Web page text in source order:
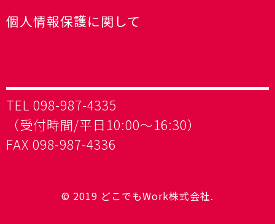
個人情報保護に関して
TEL 098-987-4335
（受付時間/平日10:00～16:30）
FAX 098-987-4336
© 2019 どこでもWork株式会社.